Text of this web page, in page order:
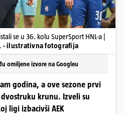
se u 36. kolu SuperSport HNL-a |
- ilustrativna fotografija
omiljene izvore na Googleu
godina, a ove sezone prvi
krunu. Izveli su
ligi izbacivši AEK